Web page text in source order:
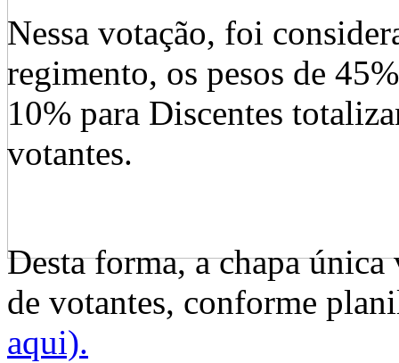
Nessa votação, foi
regimento, os pesos de
10% para Discentes
votantes.
Desta forma, a chapa
de votantes, conforme
aqui).